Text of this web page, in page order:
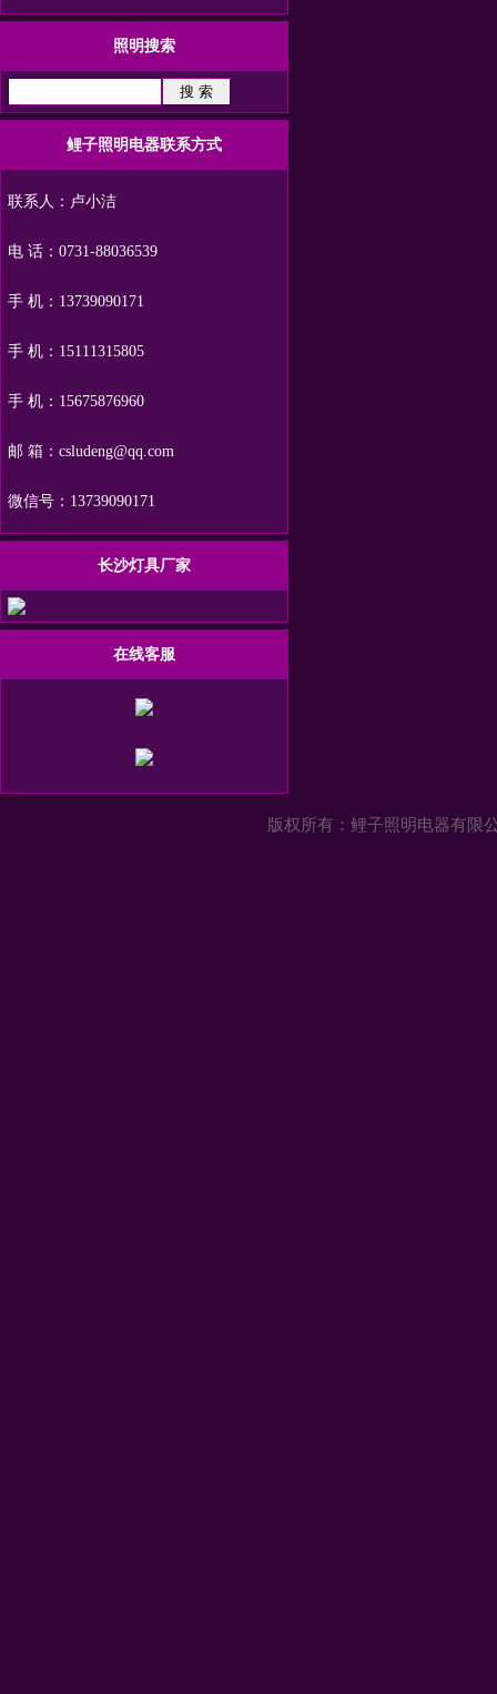
照明搜索
鲤子照明电器联系方式
联系人：卢小洁
电 话：0731-88036539
手 机：13739090171
手 机：15111315805
手 机：15675876960
邮 箱：csludeng@qq.com
微信号：13739090171
长沙灯具厂家
在线客服
版权所有： 鲤子照明电器有限